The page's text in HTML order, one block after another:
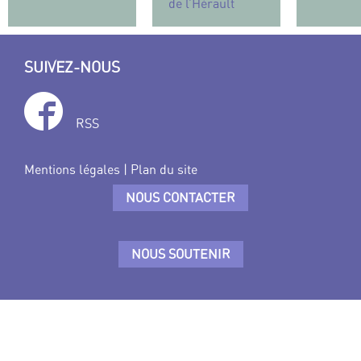
de l’Hérault
SUIVEZ-NOUS
RSS
Mentions légales | Plan du site
NOUS CONTACTER
NOUS SOUTENIR